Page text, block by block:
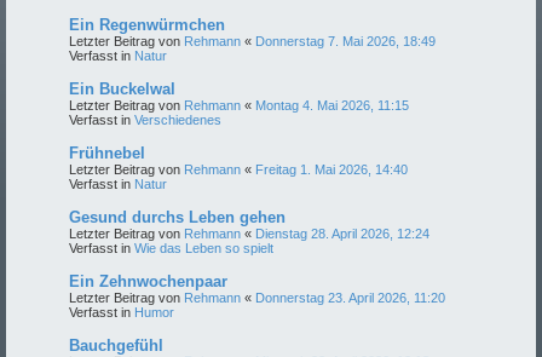
Ein Regenwürmchen
Letzter Beitrag von Rehmann « Donnerstag 7. Mai 2026, 18:49
Verfasst in Natur
Ein Buckelwal
Letzter Beitrag von Rehmann « Montag 4. Mai 2026, 11:15
Verfasst in Verschiedenes
Frühnebel
Letzter Beitrag von Rehmann « Freitag 1. Mai 2026, 14:40
Verfasst in Natur
Gesund durchs Leben gehen
Letzter Beitrag von Rehmann « Dienstag 28. April 2026, 12:24
Verfasst in Wie das Leben so spielt
Ein Zehnwochenpaar
Letzter Beitrag von Rehmann « Donnerstag 23. April 2026, 11:20
Verfasst in Humor
Bauchgefühl